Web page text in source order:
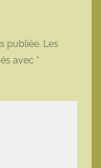
publiée. Les
avec *